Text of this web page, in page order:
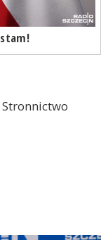
Stronnictwo